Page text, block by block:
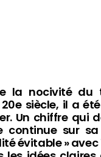
la nocivité du
siècle, il a
Un chiffre qui
continue sur
évitable »